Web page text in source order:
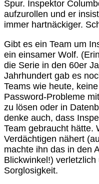
Spur. Inspektor
aufzurollen und er
immer hartnäckiger.
Gibt es ein Team um
ein einsamer Wolf.
die Serie in den 60er
Jahrhundert gab es
Teams wie heute,
Password-Probleme
zu lösen oder in
denke auch, dass
Team gebraucht hätte.
Verdächtigen nähert
machte ihn das in den
Blickwinkel!)
Sorglosigkeit.